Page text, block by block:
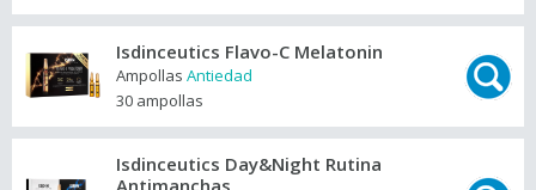
Isdinceutics Flavo-C Melatonin
Ampollas Antiedad
30 ampollas
Isdinceutics Day&Night Rutina
Antimanchas